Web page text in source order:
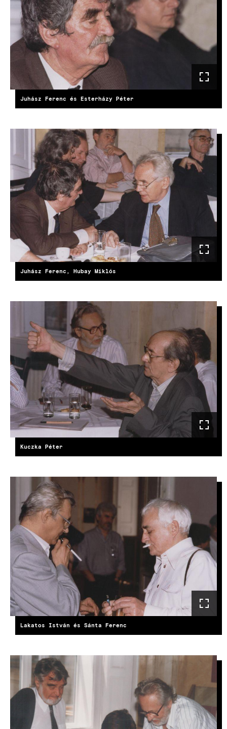
Juhász Ferenc és Esterházy Péter
Juhász Ferenc, Hubay Miklós
Kuczka Péter
Lakatos István és Sánta Ferenc